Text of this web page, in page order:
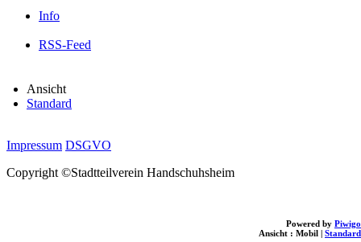
Powered by Piwigo
Ansicht : Mobil | Standard
Info
RSS-Feed
Ansicht
Standard
Impressum DSGVO
Copyright ©Stadtteilverein Handschuhsheim